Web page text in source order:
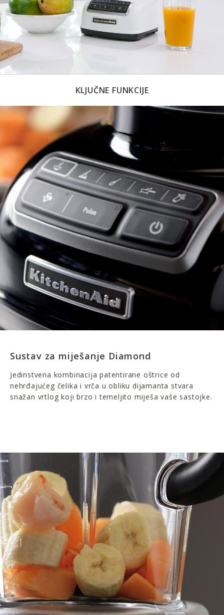
KLJUČNE FUNKCIJE
Sustav za miješanje Diamond
Jedinstvena kombinacija patentirane oštrice od
nehrđajućeg čelika i vrča u obliku dijamanta stvara
snažan vrtlog koji brzo i temeljito miješa vaše sastojke.